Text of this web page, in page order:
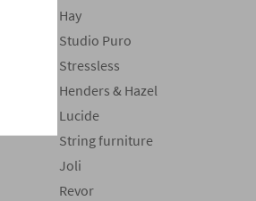
Hay
Studio Puro
Stressless
Henders & Hazel
Lucide
String furniture
Joli
Revor